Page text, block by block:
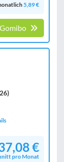
5,89 €
€
pro Monat